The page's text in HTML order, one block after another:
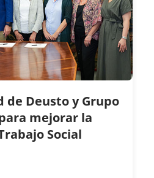
de Deusto y Grupo
mejorar la
Social